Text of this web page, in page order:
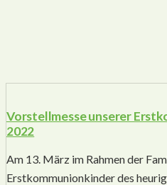
Vorstellmesse unserer
2022
Am 13. März im Rahmen der
Erstkommunionkinder des